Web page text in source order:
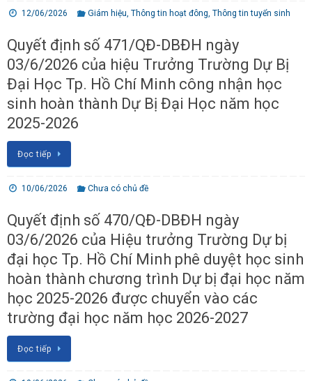
12/06/2026 Giám hiệu,Thông tin hoạt đông,Thông tin tuyển sinh
Quyết định số 471/QĐ-DBĐH ngày
03/6/2026 của hiệu Trưởng Trường Dự Bị
Đại Học Tp. Hồ Chí Minh công nhận học
sinh hoàn thành Dự Bị Đại Học năm học
2025-2026
Đọc tiếp
10/06/2026 Chưa có chủ đề
Quyết định số 470/QĐ-DBĐH ngày
03/6/2026 của Hiệu trưởng Trường Dự bị
đại học Tp. Hồ Chí Minh phê duyệt học sinh
hoàn thành chương trình Dự bị đại học năm
học 2025-2026 được chuyển vào các
trường đại học năm học 2026-2027
Đọc tiếp